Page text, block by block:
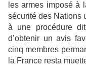
les armes imposé à
sécurité des Nations
à une procédure
d’obtenir un avis
cinq membres
la France resta